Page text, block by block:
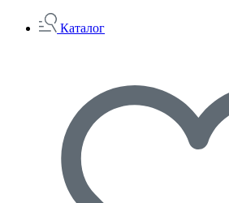
Каталог